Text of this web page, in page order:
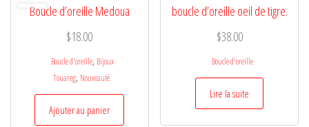
Boucle d’oreille Medoua
$18.00
Boucle d'oreille, Bijoux
Touareg, Nouveauté
Ajouter au panier
boucle d’oreille oeil de tigre.
$38.00
Boucle d'oreille
Lire la suite